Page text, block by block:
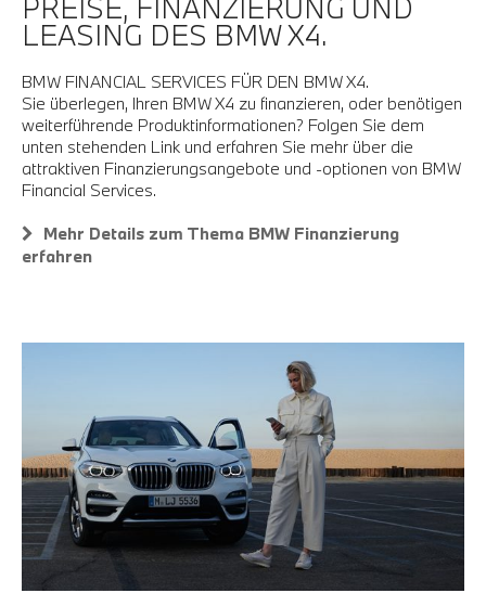
LEASING DES BMW X4.
BMW FINANCIAL SERVICES FÜR DEN BMW X4.
Sie überlegen, Ihren BMW X4 zu finanzieren, oder benötigen
weiterführende Produktinformationen? Folgen Sie dem
unten stehenden Link und erfahren Sie mehr über die
attraktiven Finanzierungsangebote und -optionen von BMW
Financial Services.
Mehr Details zum Thema BMW Finanzierung
erfahren